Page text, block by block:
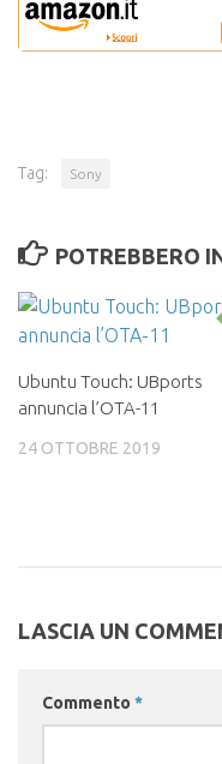
Tag: Sony
POTREBBERO
Ubuntu Touch: UBports
annuncia l’OTA-11
24 OTTOBRE 2019
LASCIA UN
Commento *